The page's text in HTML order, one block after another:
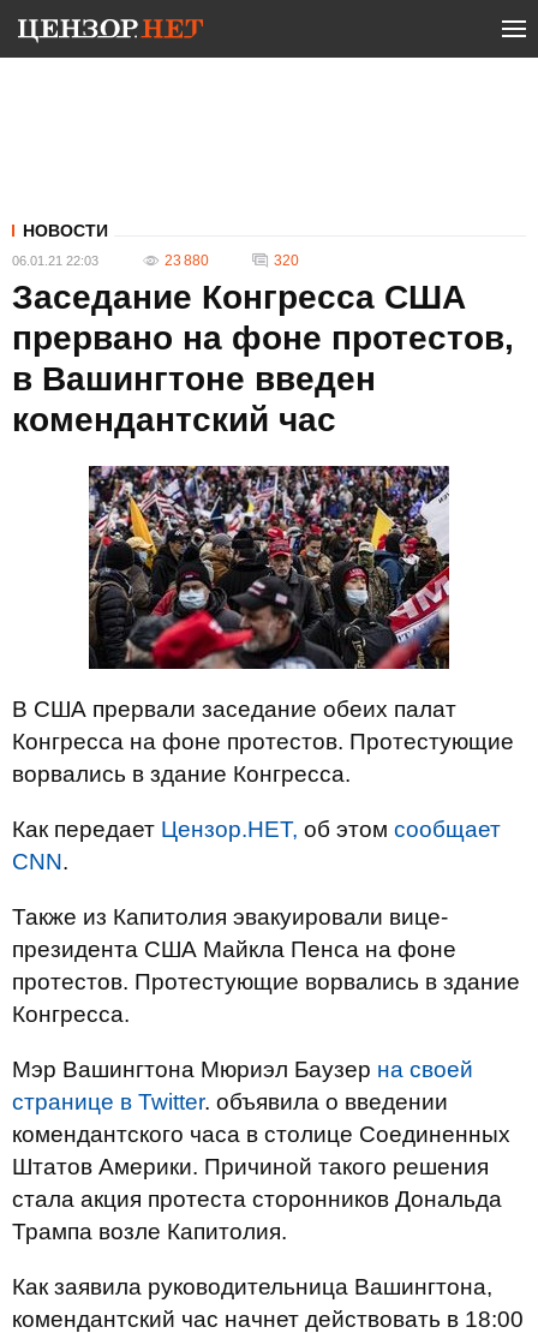
НОВОСТИ
06.01.21 22:03 23 880 320
Заседание Конгресса США
прервано на фоне протестов,
в Вашингтоне введен
комендантский час
В США прервали заседание обеих палат
Конгресса на фоне протестов. Протестующие
ворвались в здание Конгресса.
Как передает Цензор.НЕТ, об этом сообщает
CNN.
Также из Капитолия эвакуировали вице-
президента США Майкла Пенса на фоне
протестов. Протестующие ворвались в здание
Конгресса.
Мэр Вашингтона Мюриэл Баузер на своей
странице в Twitter. объявила о введении
комендантского часа в столице Соединенных
Штатов Америки. Причиной такого решения
стала акция протеста сторонников Дональда
Трампа возле Капитолия.
Как заявила руководительница Вашингтона,
комендантский час начнет действовать в 18:00